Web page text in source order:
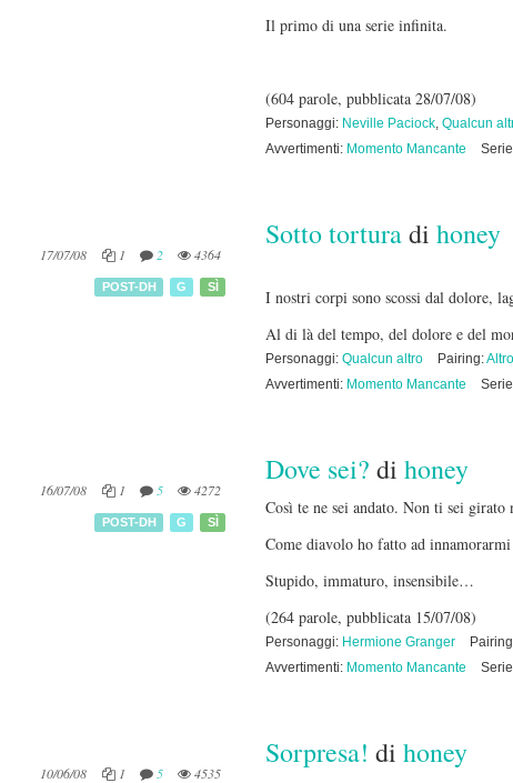
Il primo di una serie infinita.
(604 parole, pubblicata 28/07/08)
Personaggi: Neville Paciock, Qualcun
Avvertimenti: Momento Mancante
17/07/08 1 2 4364
POST-DH G SÌ
Sotto torturadi honey
I nostri corpi sono scossi dal dolore,
Al di là del tempo, del dolore e del
Personaggi: Qualcun altro Pairing:Altro
Avvertimenti: Momento Mancante
16/07/08 1 5 4272
POST-DH G SÌ
Dove sei? di honey
Così te ne sei andato. Non ti sei
Come diavolo ho fatto ad
Stupido, immaturo, insensibile…
(264 parole, pubblicata 15/07/08)
Personaggi: Hermione Granger
Avvertimenti: Momento Mancante
10/06/08 1 5 4535
Sorpresa! di honey